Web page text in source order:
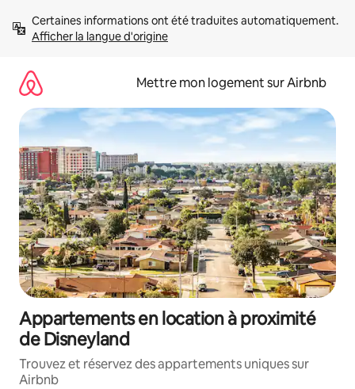
directement
Afficher la langue d'origine
Mettre mon logement sur Airbnb
Appartements en location à proximité
de Disneyland
Trouvez et réservez des appartements uniques sur
Airbnb